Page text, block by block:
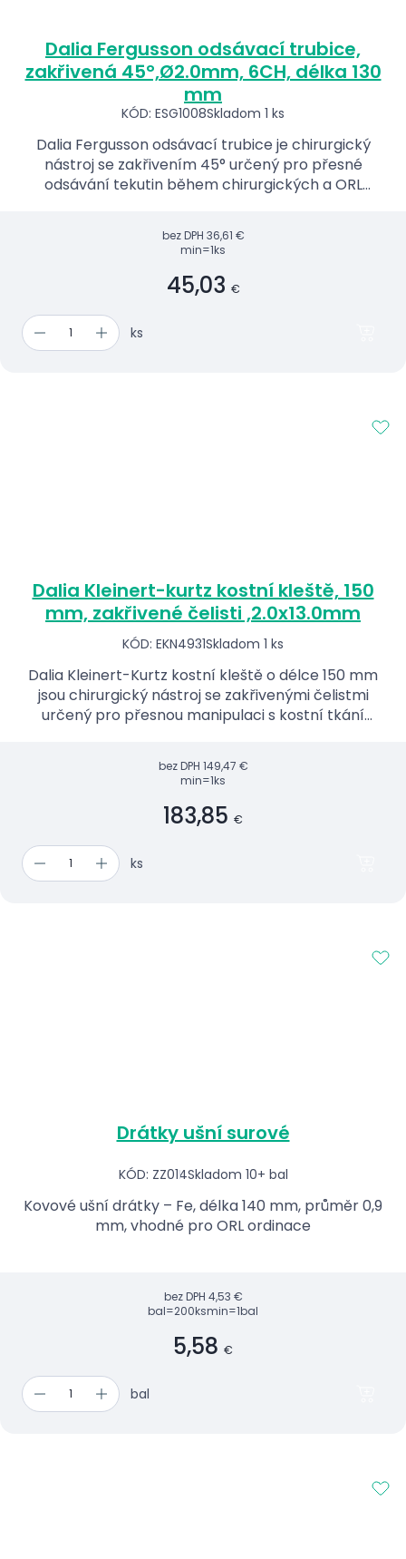
Dalia Fergusson odsávací trubice,
zakřivená 45°,Ø2.0mm, 6CH, délka 130
mm
KÓD: ESG1008Skladom 1 ks
Dalia Fergusson odsávací trubice je chirurgický
nástroj se zakřivením 45° určený pro přesné
odsávání tekutin během chirurgických a ORL
bez DPH 36,61 €
min=1ks
45,03 €
ks
Dalia Kleinert-kurtz kostní kleště, 150
mm, zakřivené čelisti ,2.0x13.0mm
KÓD: EKN4931Skladom 1 ks
Dalia Kleinert-Kurtz kostní kleště o délce 150 mm
jsou chirurgický nástroj se zakřivenými čelistmi
určený pro přesnou manipulaci s kostní tkání
bez DPH 149,47 €
min=1ks
183,85 €
ks
Drátky ušní surové
KÓD: ZZ014Skladom 10+ bal
Kovové ušní drátky – Fe, délka 140 mm, průměr 0,9
mm, vhodné pro ORL ordinace
bez DPH 4,53 €
bal=200ksmin=1bal
5,58 €
bal